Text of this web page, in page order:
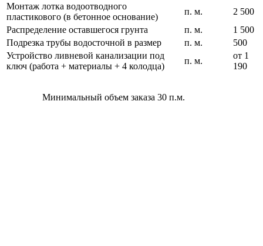
Монтаж лотка водоотводного
пластикового (в бетонное основание)
п. м.
2 500
Распределение оставшегося грунта
п. м.
1 500
Подрезка трубы водосточной в размер
п. м.
500
Устройство ливневой канализации под
ключ (работа + материалы + 4 колодца)
п. м.
от 1
190
Минимальный объем заказа 30 п.м.